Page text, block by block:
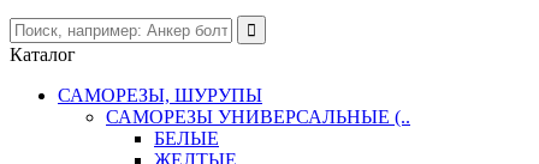
Каталог
САМОРЕЗЫ, ШУРУПЫ
САМОРЕЗЫ УНИВЕРСАЛЬНЫЕ (..
БЕЛЫЕ
ЖЕЛТЫЕ